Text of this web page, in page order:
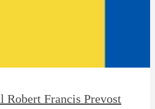
Robert Francis Prevost